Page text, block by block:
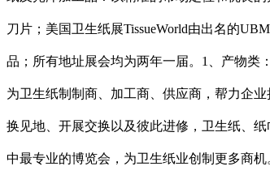
刀片；美国卫生纸展TissueWorld由出名的
品；所有地址展会均为两年一届。1、产物类
为卫生纸制制商、加工商、供应商，帮力企
换见地、开展交换以及彼此进修，卫生纸、
中最专业的博览会，为卫生纸业创制更多商